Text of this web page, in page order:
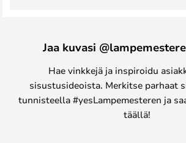
Jaa kuvasi
Hae vinkkejä ja inspiroidu
sisustusideoista. Merkitse parhaat
tunnisteella #yesLampemesteren ja
täällä!